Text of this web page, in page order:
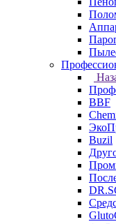
BBF
Buzil